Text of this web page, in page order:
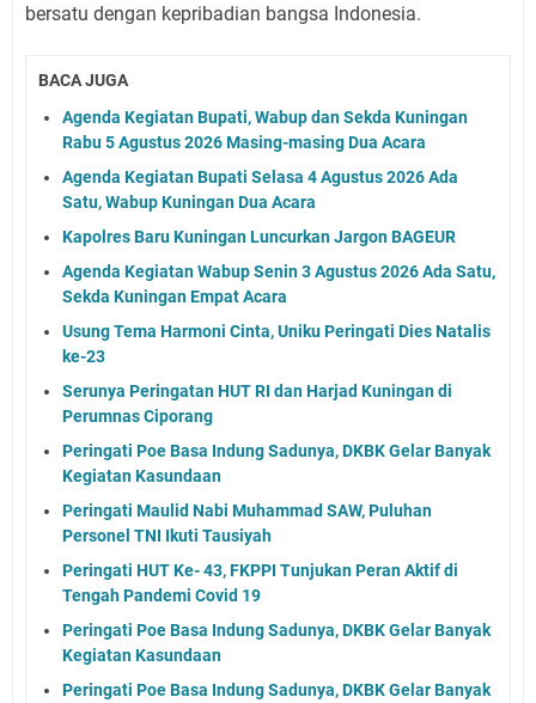
bersatu dengan kepribadian bangsa Indonesia.
BACA JUGA
Agenda Kegiatan Bupati, Wabup dan Sekda Kuningan
Rabu 5 Agustus 2026 Masing-masing Dua Acara
Agenda Kegiatan Bupati Selasa 4 Agustus 2026 Ada
Satu, Wabup Kuningan Dua Acara
Kapolres Baru Kuningan Luncurkan Jargon BAGEUR
Agenda Kegiatan Wabup Senin 3 Agustus 2026 Ada Satu,
Sekda Kuningan Empat Acara
Usung Tema Harmoni Cinta, Uniku Peringati Dies Natalis
ke-23
Serunya Peringatan HUT RI dan Harjad Kuningan di
Perumnas Ciporang
Peringati Poe Basa Indung Sadunya, DKBK Gelar Banyak
Kegiatan Kasundaan
Peringati Maulid Nabi Muhammad SAW, Puluhan
Personel TNI Ikuti Tausiyah
Peringati HUT Ke- 43, FKPPI Tunjukan Peran Aktif di
Tengah Pandemi Covid 19
Peringati Poe Basa Indung Sadunya, DKBK Gelar Banyak
Kegiatan Kasundaan
Peringati Poe Basa Indung Sadunya, DKBK Gelar Banyak